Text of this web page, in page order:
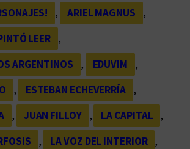
, ARIEL MAGNUS
,
LEER
,
ARGENTINOS
, EDUVIM
,
, ESTEBAN ECHEVERRÍA
,
, JUAN FILLOY , LA CAPITAL
,
, LA VOZ DEL INTERIOR
,